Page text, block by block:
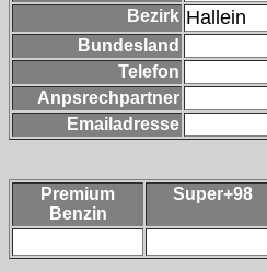
Bezirk Hallein
Bundesland
Telefon
Anpsrechpartner
Emailadresse
Premium
Benzin
Super+98